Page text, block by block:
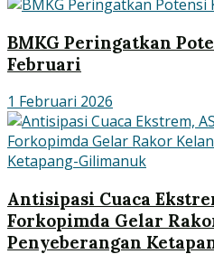
BMKG Peringatkan
Februari
1 Februari 2026
Antisipasi Cuaca
Forkopimda Gelar
Penyeberangan